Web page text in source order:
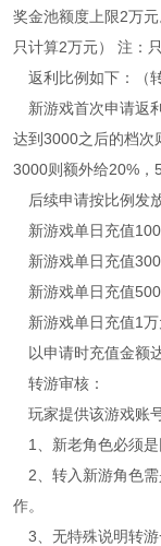
奖金池额度上限2万
只计算2万元） 注：
返利比例如下：（
新游戏首次申请返
达到3000之后的档次
3000则额外给20%，
后续申请按比例发
新游戏单日充值
新游戏单日充值
新游戏单日充值
新游戏单日充值1
以申请时充值金额
转游审核：
玩家提供该游戏账
1、新老角色必须是
2、转入新游角色
作。
3、无特殊说明转